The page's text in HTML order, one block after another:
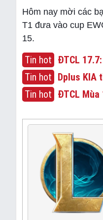
Hôm nay mời các
T1 đưa vào cup
15.
Tin hot ĐTCL
Tin hot Dplus KIA
Tin hot ĐTCL